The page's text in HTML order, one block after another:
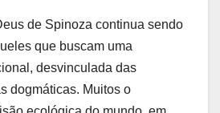
de Spinoza continua sendo
que buscam uma
desvinculada das
dogmáticas. Muitos o